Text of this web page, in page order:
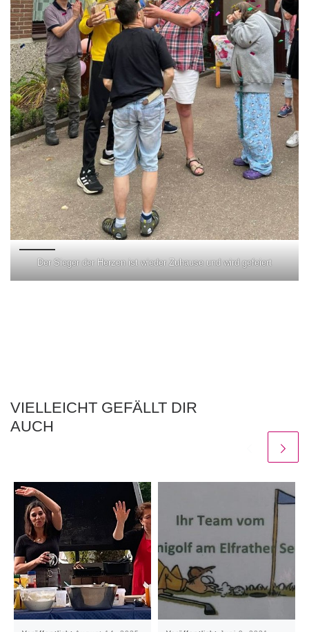
Der Sieger der Herzen ist wieder Zuhause und wird gefeiert
VIELLEICHT GEFÄLLT DIR
AUCH